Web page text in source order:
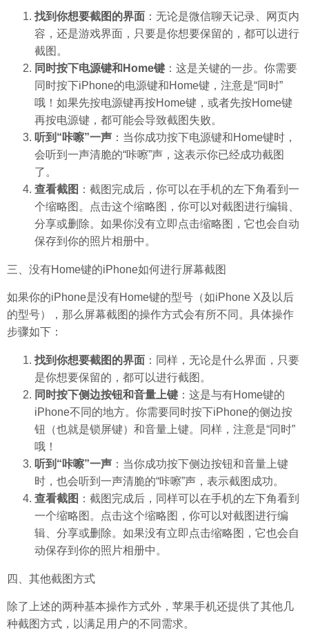
找到你想要截图的界面 ：无论是微信聊天记录、网页内
容，还是游戏界面，只要是你想要保留的，都可以进行
截图。
同时按下电源键和Home键 ：这是关键的一步。你需要
同时按下iPhone的电源键和Home键，注意是“同时”
哦！如果先按电源键再按Home键，或者先按Home键
再按电源键，都可能会导致截图失败。
听到“咔嚓”一声 ：当你成功按下电源键和Home键时，
会听到一声清脆的“咔嚓”声，这表示你已经成功截图
了。
查看截图 ：截图完成后，你可以在手机的左下角看到一
个缩略图。点击这个缩略图，你可以对截图进行编辑、
分享或删除。如果你没有立即点击缩略图，它也会自动
保存到你的照片相册中。
三、没有Home键的iPhone如何进行屏幕截图
如果你的iPhone是没有Home键的型号（如iPhone X及以后
的型号），那么屏幕截图的操作方式会有所不同。具体操作
步骤如下：
找到你想要截图的界面 ：同样，无论是什么界面，只要
是你想要保留的，都可以进行截图。
同时按下侧边按钮和音量上键 ：这是与有Home键的
iPhone不同的地方。你需要同时按下iPhone的侧边按
钮（也就是锁屏键）和音量上键。同样，注意是“同时”
哦！
听到“咔嚓”一声 ：当你成功按下侧边按钮和音量上键
时，也会听到一声清脆的“咔嚓”声，表示截图成功。
查看截图 ：截图完成后，同样可以在手机的左下角看到
一个缩略图。点击这个缩略图，你可以对截图进行编
辑、分享或删除。如果没有立即点击缩略图，它也会自
动保存到你的照片相册中。
四、其他截图方式
除了上述的两种基本操作方式外，苹果手机还提供了其他几
种截图方式，以满足用户的不同需求。